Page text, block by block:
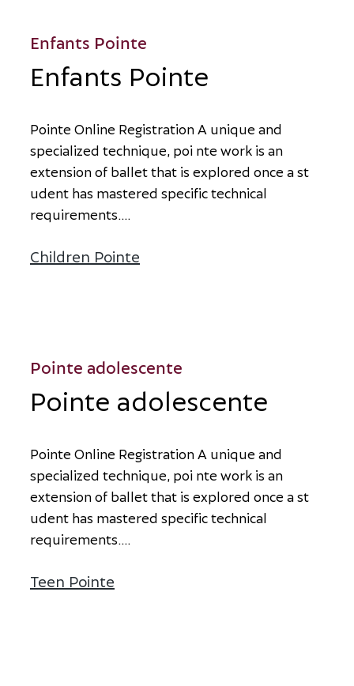
Enfants Pointe
Enfants Pointe
Pointe Online Registration A unique and
specialized technique poi nte work is an
extensionof balletthat is explored once ast
udent has mastered specifictechnical
requirements.
Children Pointe
Pointe adolescente
Pointe adolescente
Pointe Online Registration A unique and
specialized technique poi nte work is an
extensionof balletthat is explored once ast
udent has mastered specifictechnical
requirements.
Teen Pointe